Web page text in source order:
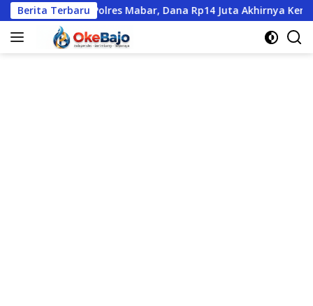
Langsung
ke
konten
Berita Terbaru
Polres Mabar, Dana Rp14 Juta Akhirnya Kembali